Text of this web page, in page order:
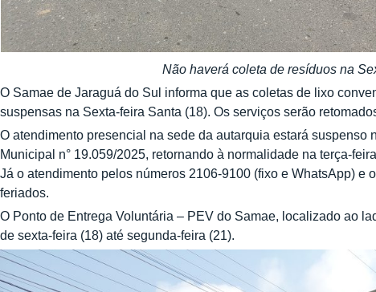
Não haverá coleta de resíduos na
O Samae de Jaraguá do Sul informa que as coletas de lixo
suspensas na Sexta-feira Santa (18). Os serviços serão
O atendimento presencial na sede da autarquia estará suspenso
Municipal n° 19.059/2025, retornando à normalidade na terça-
Já o atendimento pelos números 2106-9100 (fixo e WhatsApp) e
feriados.
O Ponto de Entrega Voluntária – PEV do Samae, localizado ao
de sexta-feira (18) até segunda-feira (21).